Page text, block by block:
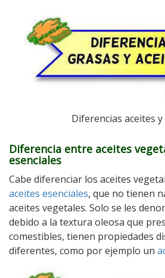
Diferencias aceites
Diferencia entre aceites
esenciales
Cabe diferenciar los aceites
aceites esenciales, que no tienen
aceites vegetales. Solo se les
debido a la textura oleosa que
comestibles, tienen propiedades
diferentes, como por ejemplo un